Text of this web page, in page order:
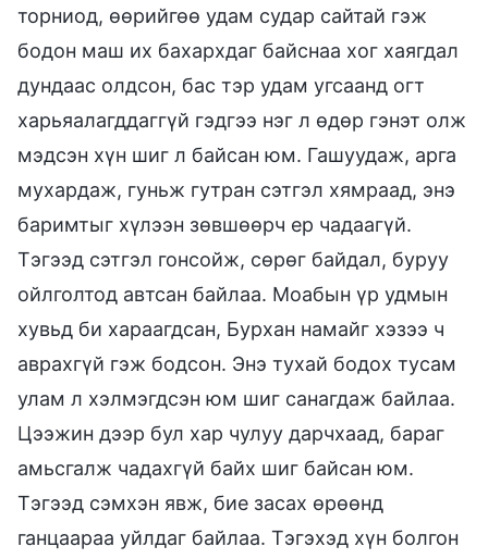
торниод, өөрийгөө удам судар сайтай гэж
бодон маш их бахархдаг байснаа хог хаягдал
дундаас олдсон, бас тэр удам угсаанд огт
харьяалагддаггүй гэдгээ нэг л өдөр гэнэт олж
мэдсэн хүн шиг л байсан юм. Гашуудаж, арга
мухардаж, гуньж гутран сэтгэл хямраад, энэ
баримтыг хүлээн зөвшөөрч ер чадаагүй.
Тэгээд сэтгэл гонсойж, сөрөг байдал, буруу
ойлголтод автсан байлаа. Моабын үр удмын
хувьд би хараагдсан, Бурхан намайг хэзээ ч
аврахгүй гэж бодсон. Энэ тухай бодох тусам
улам л хэлмэгдсэн юм шиг санагдаж байлаа.
Цээжин дээр бул хар чулуу дарчхаад, бараг
амьсгалж чадахгүй байх шиг байсан юм.
Тэгээд сэмхэн явж, бие засах өрөөнд
ганцаараа уйлдаг байлаа. Тэгэхэд хүн болгон